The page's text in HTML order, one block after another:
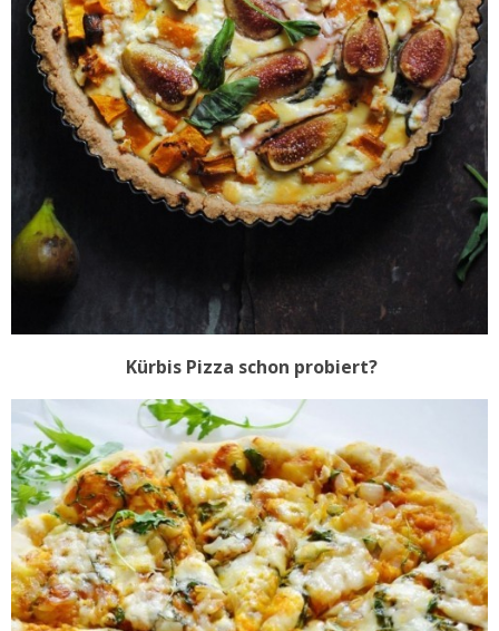
Kürbis Pizza schon probiert?